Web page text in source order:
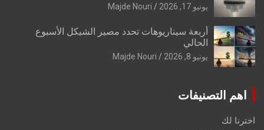
يونيو 17, 2026 Majde Nouri
أربعة سيناريوهات تحدد مصير الشيكل الأسبوع
الحالي
يونيو 8, 2026 Majde Nouri
اهم التصنيفات
اخترنا لك